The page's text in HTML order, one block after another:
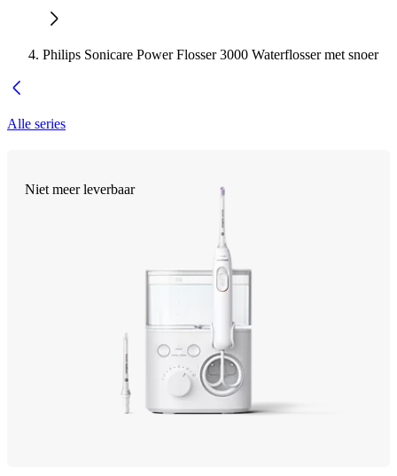
Philips Sonicare Power Flosser 3000 Waterflosser met snoer
Alle series
Niet meer leverbaar